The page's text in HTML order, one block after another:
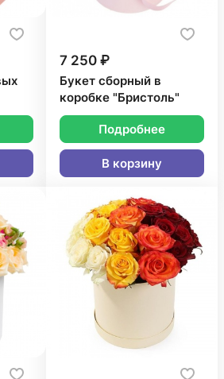
7 250 ₽
Букет сборный в
коробке "Бристоль"
Подробнее
В корзину